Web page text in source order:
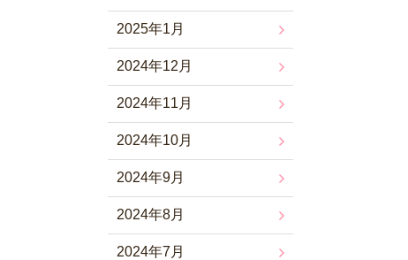
2025年1月
2024年12月
2024年11月
2024年10月
2024年9月
2024年8月
2024年7月